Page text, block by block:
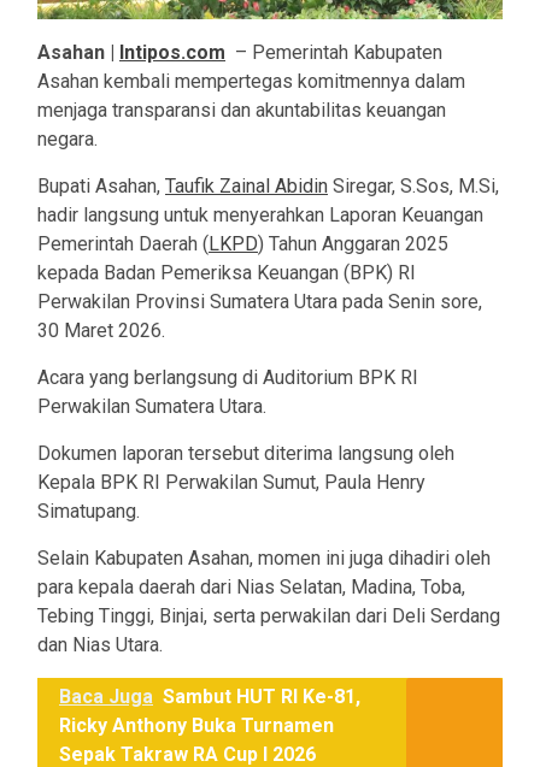
Asahan | Intipos.com – Pemerintah Kabupaten
Asahan kembali mempertegas komitmennya dalam
menjaga transparansi dan akuntabilitas keuangan
negara.
Bupati Asahan, Taufik Zainal Abidin Siregar, S.Sos, M.Si,
hadir langsung untuk menyerahkan Laporan Keuangan
Pemerintah Daerah (LKPD) Tahun Anggaran 2025
kepada Badan Pemeriksa Keuangan (BPK) RI
Perwakilan Provinsi Sumatera Utara pada Senin sore,
30 Maret 2026.
Acara yang berlangsung di Auditorium BPK RI
Perwakilan Sumatera Utara.
Dokumen laporan tersebut diterima langsung oleh
Kepala BPK RI Perwakilan Sumut, Paula Henry
Simatupang.
Selain Kabupaten Asahan, momen ini juga dihadiri oleh
para kepala daerah dari Nias Selatan, Madina, Toba,
Tebing Tinggi, Binjai, serta perwakilan dari Deli Serdang
dan Nias Utara.
Baca Juga Sambut HUT RI Ke-81,
Ricky Anthony Buka Turnamen
Sepak Takraw RA Cup I 2026